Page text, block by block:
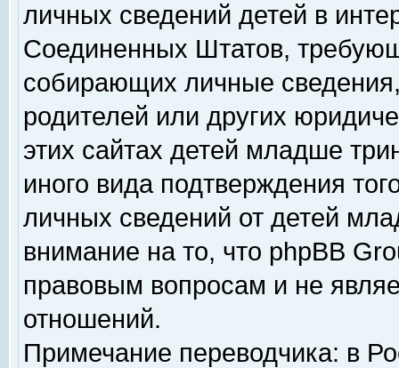
личных сведений детей в
Соединенных Штатов,
собирающих личные
родителей или других
этих сайтах детей младше
иного вида подтверждения
личных сведений от детей
внимание на то, что phpBB
правовым вопросам и не
отношений.
Примечание переводчика: в